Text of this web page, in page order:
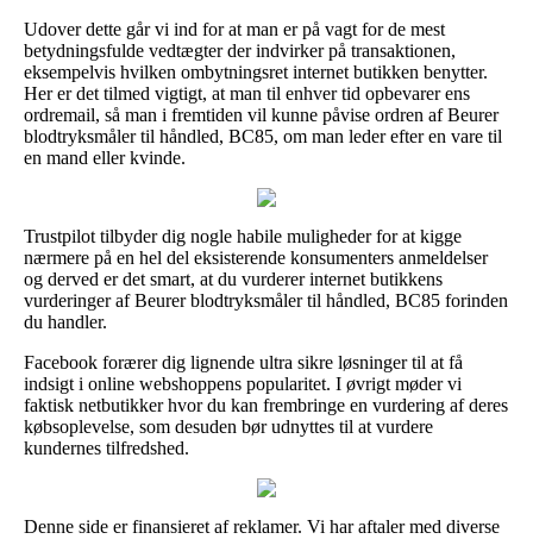
Udover dette går vi ind for at man er på vagt for de mest
betydningsfulde vedtægter der indvirker på transaktionen,
eksempelvis hvilken ombytningsret internet butikken benytter.
Her er det tilmed vigtigt, at man til enhver tid opbevarer ens
ordremail, så man i fremtiden vil kunne påvise ordren af Beurer
blodtryksmåler til håndled, BC85, om man leder efter en vare til
en mand eller kvinde.
Trustpilot tilbyder dig nogle habile muligheder for at kigge
nærmere på en hel del eksisterende konsumenters anmeldelser
og derved er det smart, at du vurderer internet butikkens
vurderinger af Beurer blodtryksmåler til håndled, BC85 forinden
du handler.
Facebook forærer dig lignende ultra sikre løsninger til at få
indsigt i online webshoppens popularitet. I øvrigt møder vi
faktisk netbutikker hvor du kan frembringe en vurdering af deres
købsoplevelse, som desuden bør udnyttes til at vurdere
kundernes tilfredshed.
Denne side er finansieret af reklamer. Vi har aftaler med diverse